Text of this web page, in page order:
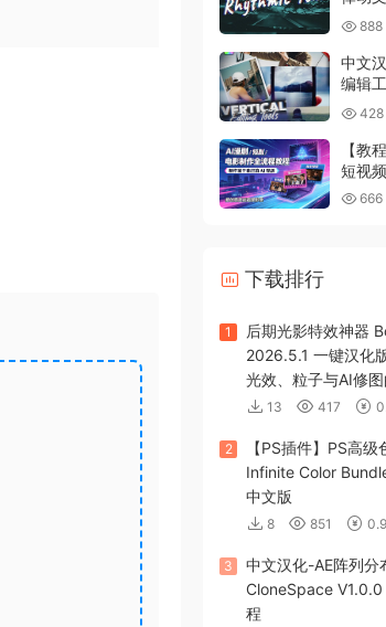
888
中文
编辑
428
【教
短视
教程666
下载排行
1
后期光影特效神器
2026.5.1 一键汉化
光效、粒子与AI修
13 417
2
【PS插件】PS高
Infinite Color
中文版
8 851
3
中文汉化-AE阵列
CloneSpace
程